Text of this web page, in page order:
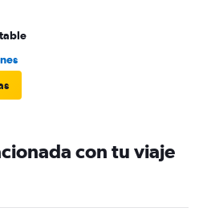
con tu viaje